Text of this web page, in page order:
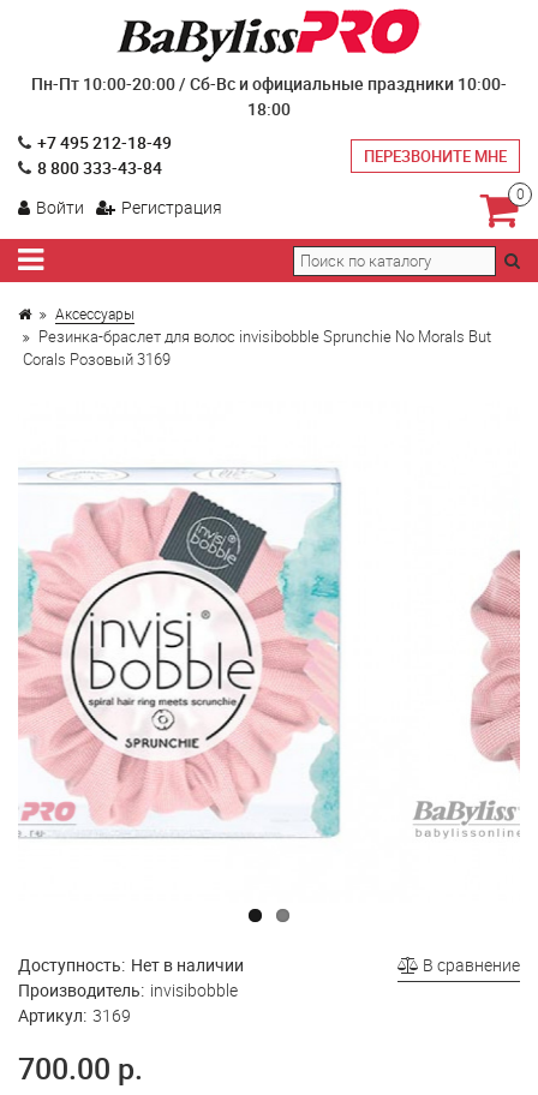
Пн-Пт 10:00-20:00 / Сб-Вс и официальные праздники 10:00-
18:00
+7 495 212-18-49
8 800 333-43-84
ПЕРЕЗВОНИТЕ МНЕ
Войти Регистрация
0
Аксессуары
Резинка-браслет для волос invisibobble Sprunchie No Morals But
Corals Розовый 3169
В сравнение
Доступность: Нет в наличии
Производитель: invisibobble
Артикул: 3169
700.00 р.